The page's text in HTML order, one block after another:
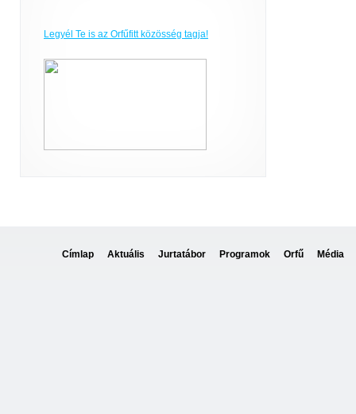
Legyél Te is az Orfűfitt közösség tagja!
Címlap Aktuális Jurtatábor Programok Orfű Média